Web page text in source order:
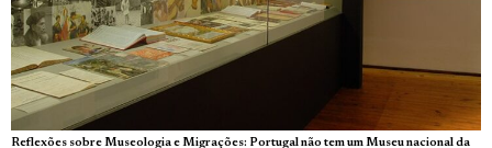
Reflexões sobre Museologia e Migrações: Portugal não tem um Museu nacional da